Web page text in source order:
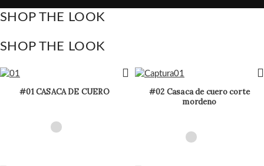
SHOP THE LOOK
SHOP THE LOOK
#01 CASACA DE CUERO
#02 Casaca de cuero corte
mordeno